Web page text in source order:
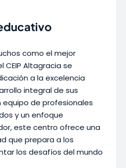
como el mejor
CEIP Altagracia se
a la excelencia
integral de sus
de profesionales
y un enfoque
este centro ofrece una
que prepara a los
los desafíos del mundo